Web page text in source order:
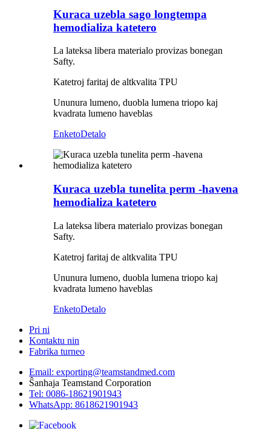
Kuraca uzebla sago longtempa
hemodializa katetero
La lateksa libera materialo provizas bonegan
Safty.
Katetroj faritaj de altkvalita TPU
Ununura lumeno, duobla lumena triopo kaj
kvadrata lumeno haveblas
EnketoDetalo
Kuraca uzebla tunelita perm -havena
hemodializa katetero
La lateksa libera materialo provizas bonegan
Safty.
Katetroj faritaj de altkvalita TPU
Ununura lumeno, duobla lumena triopo kaj
kvadrata lumeno haveblas
EnketoDetalo
Pri ni
Kontaktu nin
Fabrika turneo
Email: exporting@teamstandmed.com
Ŝanhaja Teamstand Corporation
Tel: 0086-18621901943
WhatsApp: 8618621901943